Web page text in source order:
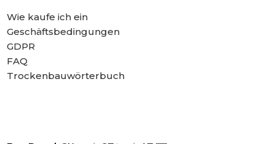
Wie kaufe ich ein
Geschäftsbedingungen
GDPR
FAQ
Trockenbauwörterbuch